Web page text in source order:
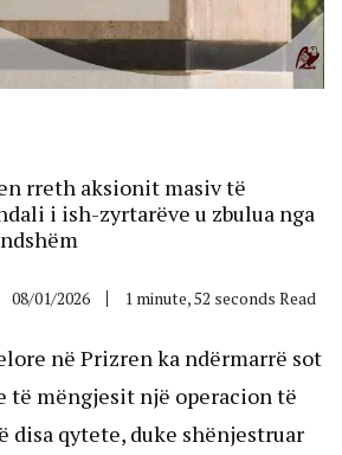
rreth aksionit masiv të
i ish-zyrtarëve u zbulua nga
08/01/2026 1 minute, 52 seconds Read
në Prizren ka ndërmarrë sot
të mëngjesit një operacion të
disa qytete, duke shënjestruar